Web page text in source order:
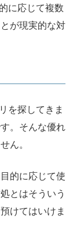
に応じて複数
が現実的な対
を探してきま
。そんな優れ
ん。
的に応じて使
とはそういう
けてはいけま